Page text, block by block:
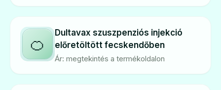
🍊
Dultavax szuszpenziós injekció
előretöltött fecskendőben
Ár: megtekintés a termékoldalon